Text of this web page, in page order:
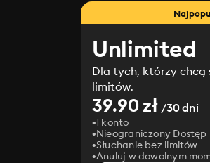
Unlimited
Dla tych, którzy chcą
limitów.
39.90 zł/30 dni
1 konto
Nieograniczony Dostęp
Słuchanie bez limitów
Anuluj w dowolnym